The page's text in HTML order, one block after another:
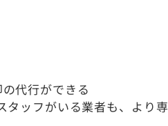
代行ができる
タッフがいる業者も、より専